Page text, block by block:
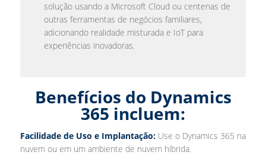
solução usando a Microsoft Cloud ou centenas de
outras ferramentas de negócios familiares,
adicionando realidade misturada e IoT para
experiências inovadoras.
Benefícios do Dynamics
365 incluem:
Facilidade de Uso e Implantação: Use o Dynamics 365 na
nuvem ou em um ambiente de nuvem híbrida.